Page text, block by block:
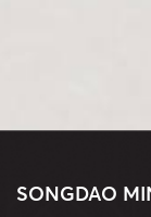
SONGDAO